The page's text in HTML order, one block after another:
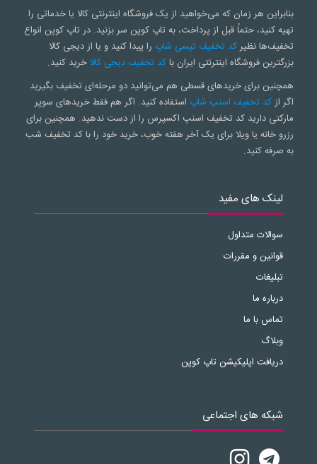
بنابراین هر زمان که می‌خواهید از یک فروشگاه اینترنتی کالا یا خدماتی را
تهیه کنید، حتماً قبل از پرداخت، به تاپ کوپن سر بزنید. در تاپ کوپن انواع
تخفیف‌ها نظیرکد تخفیف تپسی شاپ را پیدا کنید و یا از دیجی کالا
بزرگترین فروشگاه اینترنتی ایران باکد تخفیف دیجی کالا خرید کنید.
همچنین برای خریدهای قسطی هم می‌توانید دو مرحله‌ای تخفیف بگیرید
اگر ازکد تخفیف اسنپ شاپ استفاده کنید. اگر هم فقط خریدهای سوپر
مارکتی دارید کد تخفیف اسنپ اکسپرس را از دست ندهید. همچنین برای
رزرو خانه یا ویلا برای یک آخر هفته خوب، خرید خود را با کد تخفیف شب
به صرفه کنید.
لینک های مفید
سوالات متداول
قوانین و مقررات
تبلیغات
درباره ما
تماس با ما
وبلاگ
دریافت اپلیکیشن تاپ کوپن
شبکه های اجتماعی